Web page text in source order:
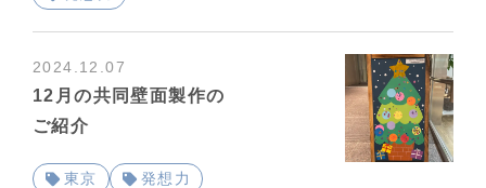
2024.12.07
12月の共同壁面製作の
ご紹介
東京 発想力